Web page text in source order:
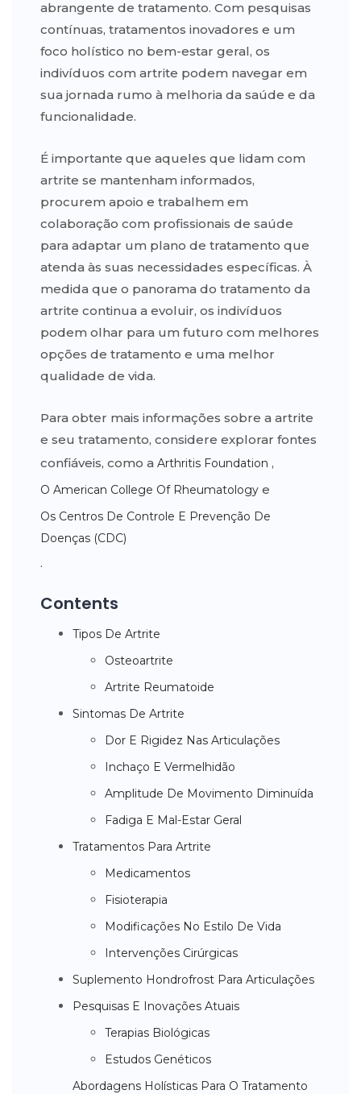
abrangente de tratamento. Com pesquisas
contínuas, tratamentos inovadores e um
foco holístico no bem-estar geral, os
indivíduos com artrite podem navegar em
sua jornada rumo à melhoria da saúde e da
funcionalidade.
É importante que aqueles que lidam com
artrite se mantenham informados,
procurem apoio e trabalhem em
colaboração com profissionais de saúde
para adaptar um plano de tratamento que
atenda às suas necessidades específicas. À
medida que o panorama do tratamento da
artrite continua a evoluir, os indivíduos
podem olhar para um futuro com melhores
opções de tratamento e uma melhor
qualidade de vida.
Para obter mais informações sobre a artrite
e seu tratamento, considere explorar fontes
confiáveis, como a Arthritis Foundation ,
O American College Of Rheumatology e
Os Centros De Controle E Prevenção De
Doenças (CDC)
.
Contents
Tipos De Artrite
Osteoartrite
Artrite Reumatoide
Sintomas De Artrite
Dor E Rigidez Nas Articulações
Inchaço E Vermelhidão
Amplitude De Movimento Diminuída
Fadiga E Mal-Estar Geral
Tratamentos Para Artrite
Medicamentos
Fisioterapia
Modificações No Estilo De Vida
Intervenções Cirúrgicas
Suplemento Hondrofrost Para Articulações
Pesquisas E Inovações Atuais
Terapias Biológicas
Estudos Genéticos
Abordagens Holísticas Para O Tratamento